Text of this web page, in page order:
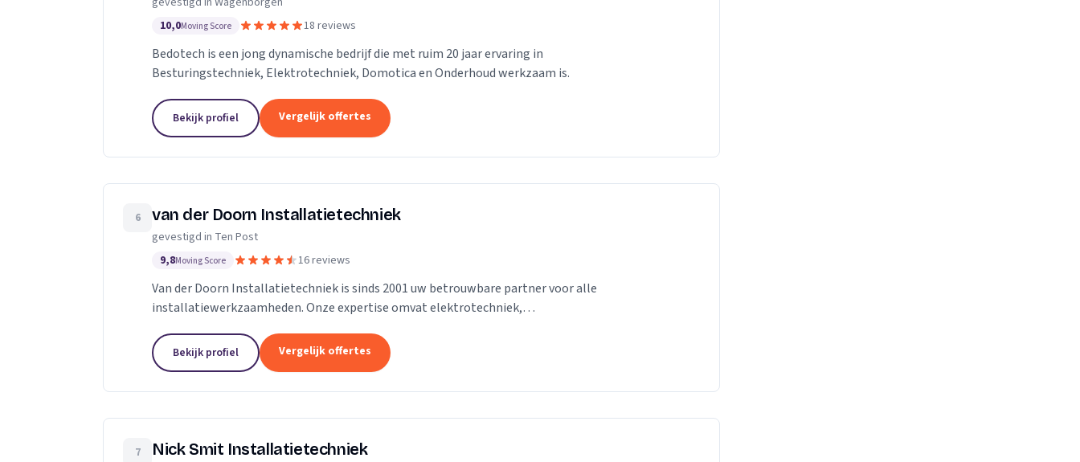
10,0Moving Score 18 reviews
Bedotech is een jong dynamische bedrijf die met ruim 20 jaar ervaring in
Besturingstechniek, Elektrotechniek, Domotica en Onderhoud werkzaam is.
Bekijk profiel Vergelijk offertes
6 van der Doorn Installatietechniek
gevestigd in Ten Post
9,8Moving Score 16 reviews
Van der Doorn Installatietechniek is sinds 2001 uw betrouwbare partner voor alle
installatiewerkzaamheden. Onze expertise omvat elektrotechniek,
Bekijk profiel Vergelijk offertes
7 Nick Smit Installatietechniek